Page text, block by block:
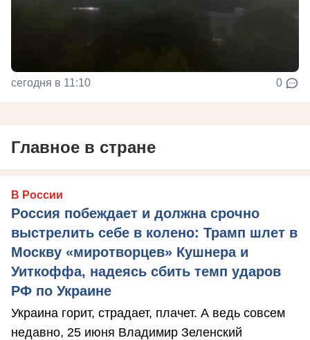
сегодня в 11:10 0
Главное в стране
В России
Россия побеждает и должна срочно
выстрелить себе в колено: Трамп шлет в
Москву «миротворцев» Кушнера и
Уиткоффа, надеясь сбить темп ударов
РФ по Украине
Украина горит, страдает, плачет. А ведь совсем
недавно, 25 июня Владимир Зеленский